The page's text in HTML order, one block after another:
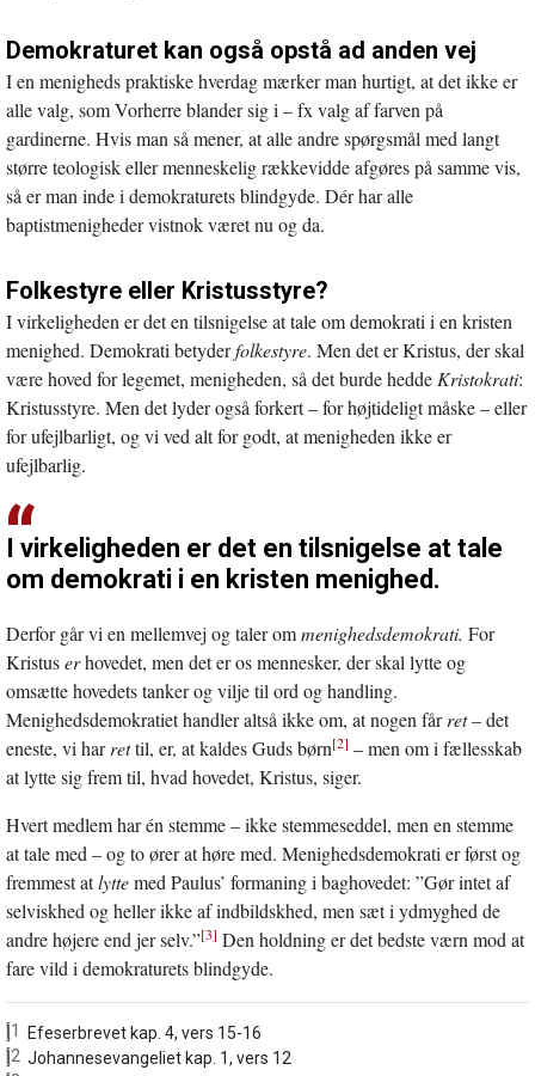
Demokraturet kan også opstå ad anden vej
I en menigheds praktiske hverdag mærker man hurtigt, at det ikke er
alle valg, som Vorherre blander sig i – fx valg af farven på
gardinerne. Hvis man så mener, at alle andre spørgsmål med langt
større teologisk eller menneskelig rækkevidde afgøres på samme vis,
så er man inde i demokraturets blindgyde. Dér har alle
baptistmenigheder vistnok været nu og da.
Folkestyre eller Kristusstyre?
I virkeligheden er det en tilsnigelse at tale om demokrati i en kristen
menighed. Demokrati betyderfolkestyre. Men det er Kristus, der skal
være hoved for legemet, menigheden, så det burde hedde Kristokrati:
Kristusstyre. Men det lyder også forkert – for højtideligt måske – eller
for ufejlbarligt, og vi ved alt for godt, at menigheden ikke er
ufejlbarlig.
I virkeligheden er det en tilsnigelse at tale
om demokrati i en kristen menighed.
Derfor går vi en mellemvej og taler ommenighedsdemokrati. For
Kristuserhovedet, men det er os mennesker, der skal lytte og
omsætte hovedets tanker og vilje til ord og handling.
Menighedsdemokratiet handler altså ikke om, at nogen fårret– det
eneste, vi harrettil, er, at kaldes Guds børn[2] – men om i fællesskab
at lytte sig frem til, hvad hovedet, Kristus, siger.
Hvert medlem har én stemme – ikke stemmeseddel, men en stemme
at tale med – og to ører at høre med. Menighedsdemokrati er først og
fremmest atlyttemed Paulus’ formaning i baghovedet: ”Gør intet af
selviskhed og heller ikke af indbildskhed, men sæt i ydmyghed de
andre højere end jer selv.”[3] Den holdning er det bedste værn mod at
fare vild i demokraturets blindgyde.
[1]
Efeserbrevet kap. 4, vers 15-16
[2]
Johannesevangeliet kap. 1, vers 12